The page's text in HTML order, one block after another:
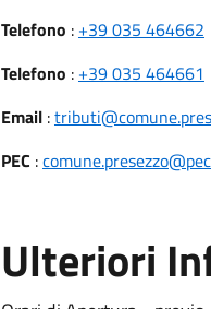
Telefono : +39 035 464662
Telefono : +39 035 464661
Email:
PEC :
Ulteriori